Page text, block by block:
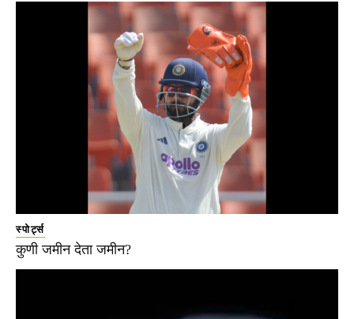
स्पोर्ट्स
कुणी जमीन देता जमीन?